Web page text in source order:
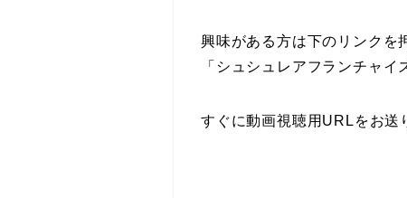
興味がある方は下のリンクを
「シュシュレアフランチャ
すぐに動画視聴用URLをお送